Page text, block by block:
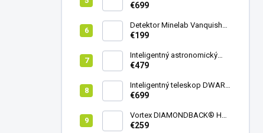
Pack - model 2024
€699
Detektor Minelab Vanquish
340
€199
Inteligentný astronomický
teleskop DwarfLab Dwarf
€479
Inteligentný teleskop DWARF
III + originálny statív DWARF 3
€699
Vortex DIAMONDBACK® HD
8X42
€259